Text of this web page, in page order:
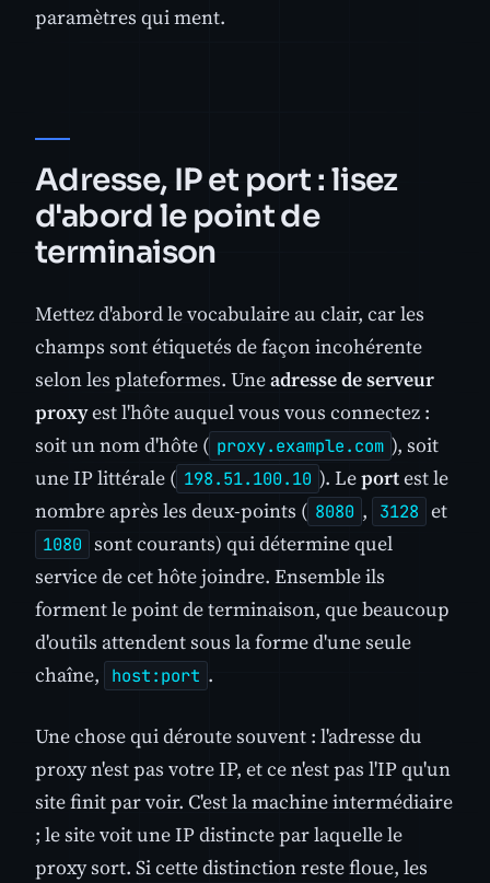
paramètres qui ment.
Adresse, IP et port : lisez
d'abord le point de
terminaison
Mettez d'abord le vocabulaire au clair, car les
champs sont étiquetés de façon incohérente
selon les plateformes. Uneadresse de serveur
proxyest l'hôte auquel vous vous connectez :
soit un nom d'hôte ( proxy.example.com ), soit
une IP littérale ( 198.51.100.10 ). Leportest le
nombre après les deux-points ( 8080 , 3128 et
1080 sont courants) qui détermine quel
service de cet hôte joindre. Ensemble ils
forment le point de terminaison, que beaucoup
d'outils attendent sous la forme d'une seule
chaîne,
host:port .
Une chose qui déroute souvent : l'adresse du
proxy n'est pas votre IP, et ce n'est pas l'IP qu'un
site finit par voir. C'est la machine intermédiaire
; le site voit une IP distincte par laquelle le
proxy sort. Si cette distinction reste floue, les